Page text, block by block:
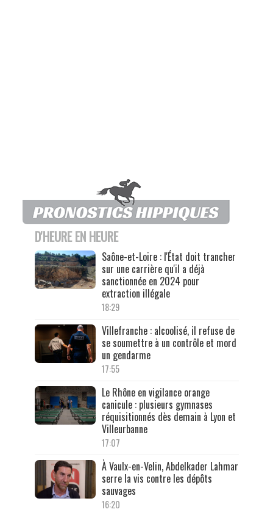
D'HEURE EN HEURE
Saône-et-Loire : l'État doit trancher
sur une carrière qu'il a déjà
sanctionnée en 2024 pour
extraction illégale
18:29
Villefranche : alcoolisé, il refuse de
se soumettre à un contrôle et mord
un gendarme
17:55
Le Rhône en vigilance orange
canicule : plusieurs gymnases
réquisitionnés dès demain à Lyon et
Villeurbanne
17:07
À Vaulx-en-Velin, Abdelkader Lahmar
serre la vis contre les dépôts
sauvages
16:20